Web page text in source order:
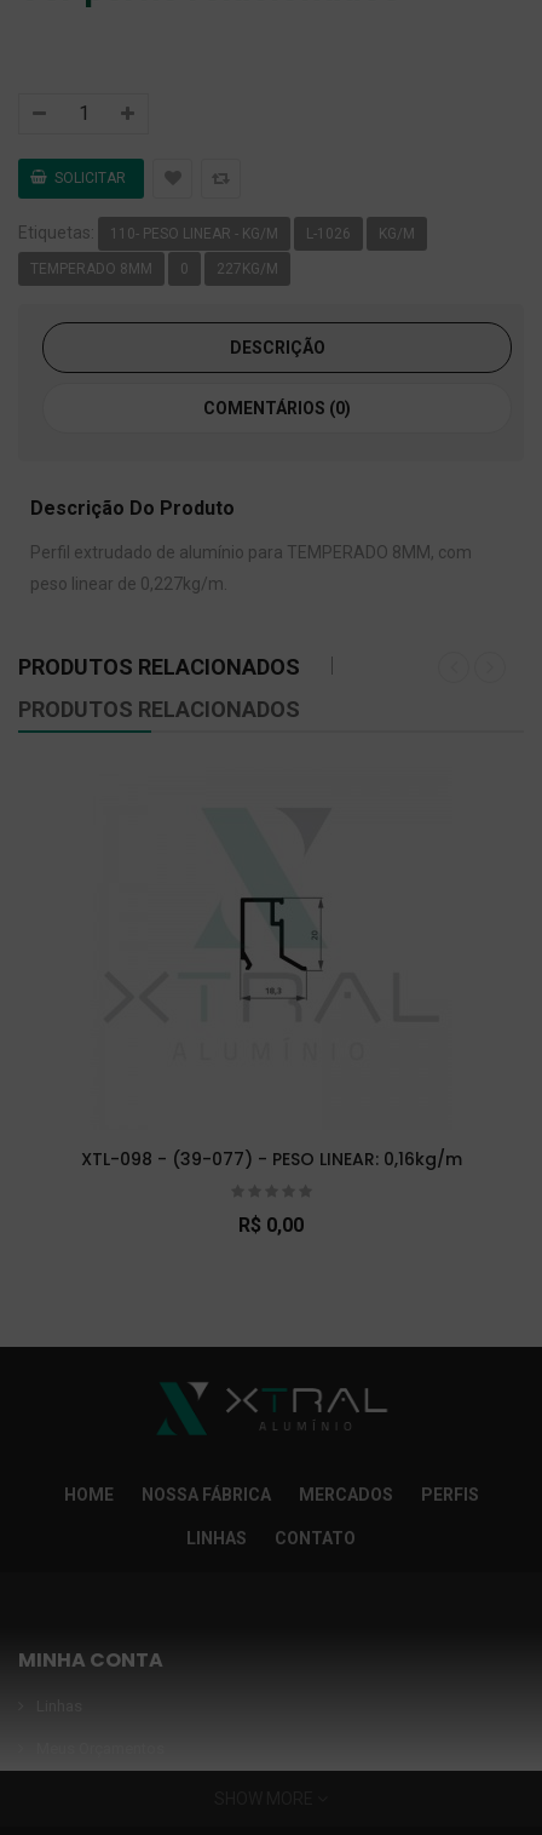
Etiquetas: 110- PESO LINEAR - KG/M L-1026 KG/M
TEMPERADO 8MM 0 227KG/M
DESCRIÇÃO
COMENTÁRIOS (0)
Descrição Do Produto
Perfil extrudado de alumínio para TEMPERADO 8MM, com
peso linear de 0,227kg/m.
PRODUTOS RELACIONADOS
PRODUTOS RELACIONADOS
XTL-098 - (39-077) - PESO LINEAR: 0,16kg/m
R$ 0,00
HOME NOSSA FÁBRICA MERCADOS PERFIS
LINHAS CONTATO
MINHA CONTA